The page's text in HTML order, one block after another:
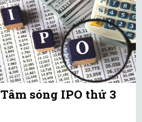
Tâm sóng IPO thứ 3